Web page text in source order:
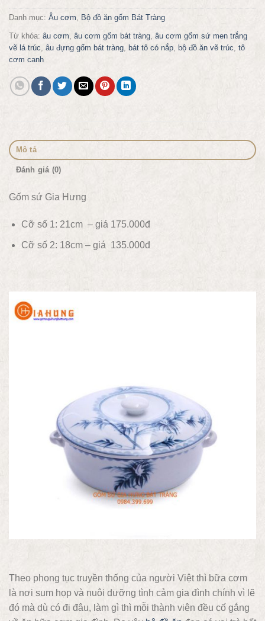
Danh mục: Âu cơm, Bộ đồ ăn gốm Bát Tràng
Từ khóa: âu cơm, âu cơm gốm bát tràng, âu cơm gốm sứ men trắng
vẽ lá trúc, âu đựng gốm bát tràng, bát tô có nắp, bộ đồ ăn vẽ trúc, tô
cơm canh
Mô tả
Đánh giá (0)
Gốm sứ Gia Hưng
Cỡ số 1: 21cm – giá 175.000đ
Cỡ số 2: 18cm – giá 135.000đ
Theo phong tục truyền thống của người Việt thì bữa cơm
là nơi sum họp và nuôi dưỡng tình cảm gia đình chính vì lẽ
đó mà dù có đi đâu, làm gì thì mỗi thành viên đều cố gắng